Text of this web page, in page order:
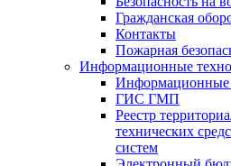
Гражданская
Контакты
Пожарная
Информационные
Информационные
ГИС ГМП
Реестр
технических
систем